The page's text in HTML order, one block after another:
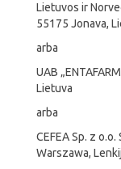
Lietuvos ir
55175 Jonava,
arba
UAB
Lietuva
arba
CEFEA Sp. z
Warszawa,